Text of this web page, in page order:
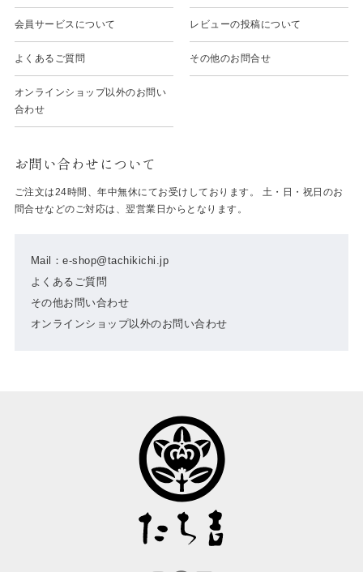
会員サービスについて レビューの投稿について
よくあるご質問 その他のお問合せ
オンラインショップ以外のお問い
合わせ
お問い合わせについて
Mail：e-shop@tachikichi.jp
よくあるご質問
その他お問い合わせ
オンラインショップ以外のお問い合わせ
ご注文は24時間、年中無休にてお受けしております。 土・日・祝日のお
問合せなどのご対応は、翌営業日からとなります。